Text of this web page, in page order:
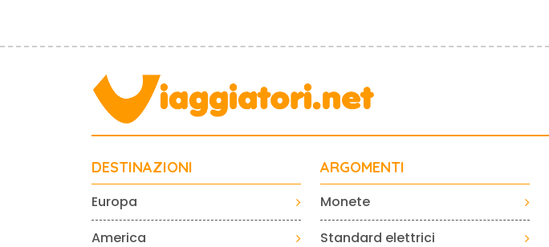
DESTINAZIONI
Europa
America
ARGOMENTI
Monete
Standard elettrici